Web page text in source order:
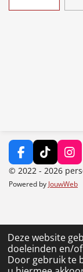
Deze website
doeleinden en/
Door gebruik te
F
a
e
o
k
T
i
k
T
I
n
s
t
r
a
m
© 2022 - 2026
Powered by JouwWeb